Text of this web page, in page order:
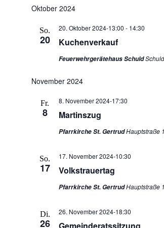
Oktober 2024
So.
20 Kuchenverkauf
20. Oktober 2024-13:00 - 14:30
Feuerwehrgerätehaus SchuldSchuld
November 2024
Fr.
8 Martinszug
8. November 2024-17:30
Pfarrkirche St. GertrudHauptstraße
So.
17 Volkstrauertag
17. November 2024-10:30
Pfarrkirche St. GertrudHauptstraße
Di.
26 Gemeinderatssitzung
26. November 2024-18:30